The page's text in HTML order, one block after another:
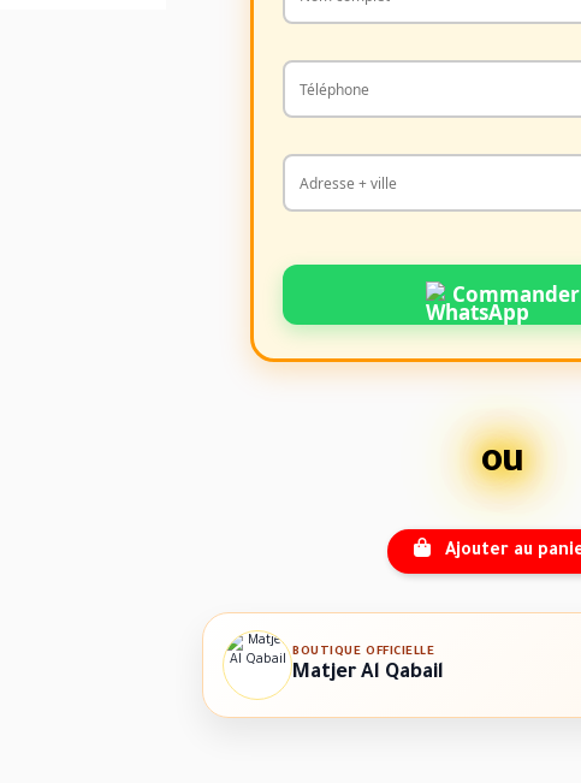
Commander
ou
Ajouter au
BOUTIQUE OFFICIELLE
Matjer Al Qabail